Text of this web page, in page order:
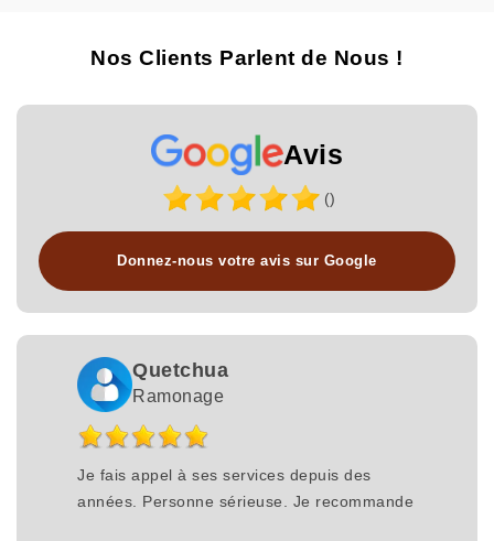
Nos Clients Parlent de Nous !
Avis
()
Donnez-nous votre avis sur Google
Quetchua
Ramonage
Je fais appel à ses services depuis des
années. Personne sérieuse. Je recommande